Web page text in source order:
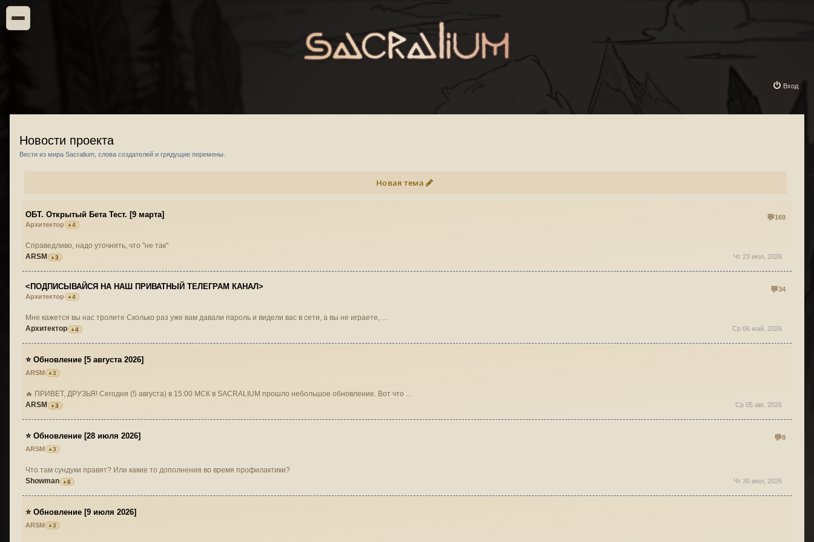
Вход
Новости проекта
Вести из мира Sacralium, слова создателей и грядущие перемены.
Новая тема
ОБТ. Открытый Бета Тест. [9 марта]
169
Архитектор
4
Справедливо, надо уточнять, что "не так"
ARSM
3 Чт 23 июл, 2026
<ПОДПИСЫВАЙСЯ НА НАШ ПРИВАТНЫЙ ТЕЛЕГРАМ КАНАЛ>
34
Архитектор
4
Мне кажется вы нас тролите Cколько раз уже вам давали пароль и видели вас в сети, а вы не играете, …
Архитектор
4 Ср 06 май, 2026
⭐ Обновление [5 августа 2026]
ARSM 3
🔥 ПРИВЕТ, ДРУЗЬЯ! Сегодня (5 августа) в 15:00 МСК в SACRALIUM прошло небольшое обновление. Вот что …
ARSM
3 Ср 05 авг, 2026
⭐ Обновление [28 июля 2026]
8
ARSM
3
Что там сундуки правят? Или какие то дополнения во время профилактики?
Showman
6 Чт 30 июл, 2026
⭐ Обновление [9 июля 2026]
ARSM 3